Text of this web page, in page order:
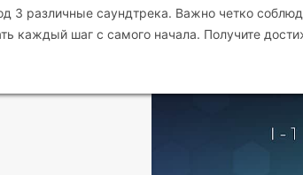
3 различные саундтрека. Важно четко
каждый шаг с самого начала. Получите